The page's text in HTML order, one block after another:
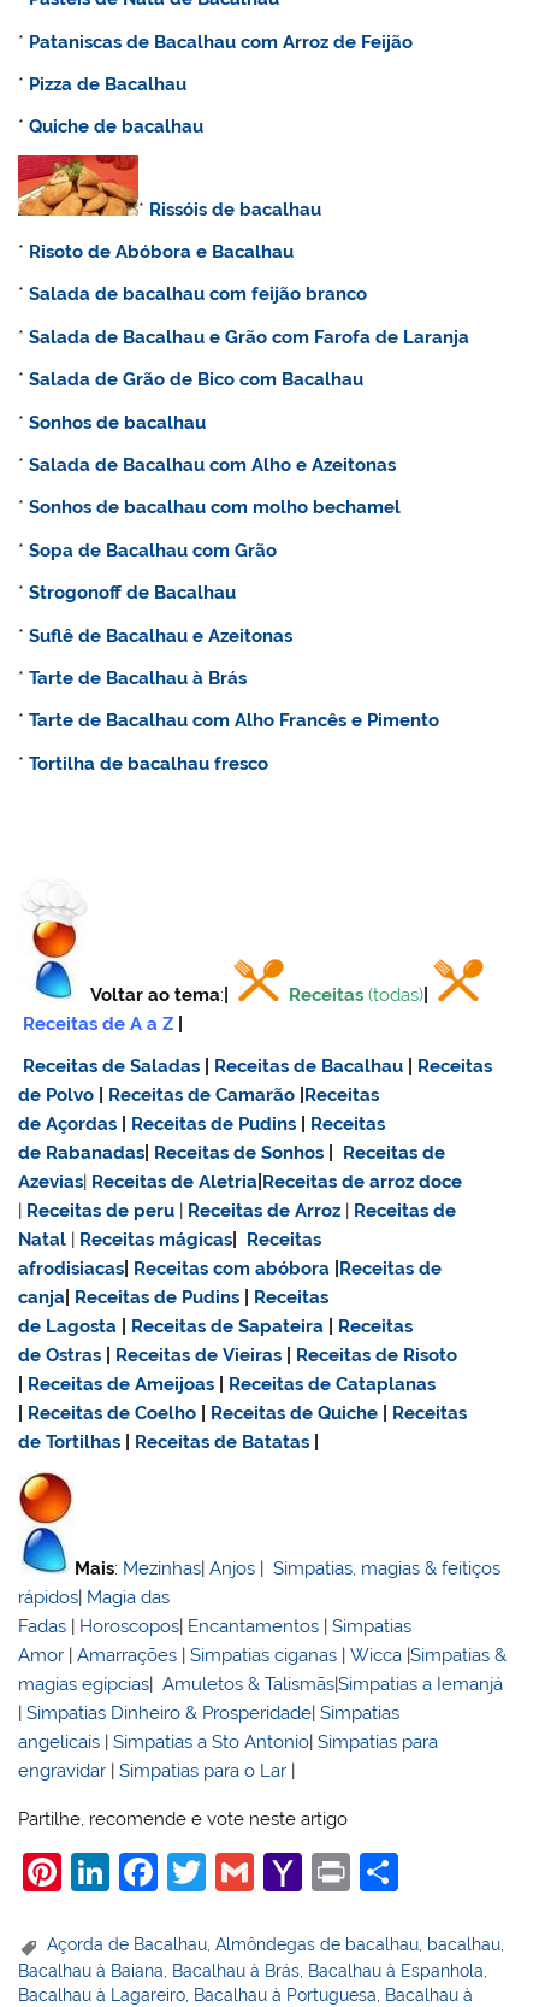
* Pataniscas de Bacalhau com Arroz de Feijão
* Pizza de Bacalhau
*Quiche de bacalhau
* Rissóis de bacalhau
* Risoto de Abóbora e Bacalhau
*Salada de bacalhau com feijão branco
*Salada de Bacalhau e Grão com Farofa de Laranja
*Salada de Grão de Bico com Bacalhau
*Sonhos de bacalhau
*Salada de Bacalhau com Alho e Azeitonas
*Sonhos de bacalhau com molho bechamel
*Sopa de Bacalhau com Grão
*Strogonoff de Bacalhau
*Suflê de Bacalhau e Azeitonas
*Tarte de Bacalhau à Brás
*Tarte de Bacalhau com Alho Francês e Pimento
*Tortilha de bacalhau fresco
Voltar ao tema: Receitas (todas)
Receitas de A a Z
Receitas de Saladas
Receitas de Bacalhau
Receitas
de Polvo
Receitas de Camarão
Receitas
de Açordas
Receitas de Pudins
Receitas
de Rabanadas
Receitas de Sonhos
Receitas de
Azevias Receitas de Aletria Receitas dearroz doce
Receitas de peru Receitas de Arroz
Receitas de
Natal
Receitas mágicas
Receitas
afrodisiacas
Receitas com abóbora
Receitas de
canja
Receitas de Pudins
Receitas
de Lagosta
Receitas de Sapateira
Receitas
de Ostras
Receitas de Vieiras
Receitas de Risoto
Receitas de Ameijoas
Receitas de Cataplanas
Receitas de Coelho Receitas de Quiche
Receitas
de Tortilhas
Receitas de Batatas
Mais: Mezinhas|Anjos |Simpatias, magias & feitiços
rápidos| Magia das
Fadas | Horoscopos| Encantamentos |Simpatias
Amor |Amarrações |Simpatias ciganas |Wicca |Simpatias &
magias egípcias|Amuletos & Talismãs|Simpatias a Iemanjá
|Simpatias Dinheiro & Prosperidade|Simpatias
angelicais |Simpatias a Sto Antonio|Simpatias para
engravidar |Simpatias para o Lar |
Partilhe, recomende e vote neste artigo
Pi
er
e
Li
k
e
F
c
e
T
itt
er
G
ai
l
Y
h
o
Pr
t
ar
e
Açorda de Bacalhau,Almôndegas de bacalhau, bacalhau,
Bacalhau à Baiana
Bacalhau à Brás Bacalhau à Espanhola
Bacalhau à Lagareiro Bacalhau à Portuguesa Bacalhau à